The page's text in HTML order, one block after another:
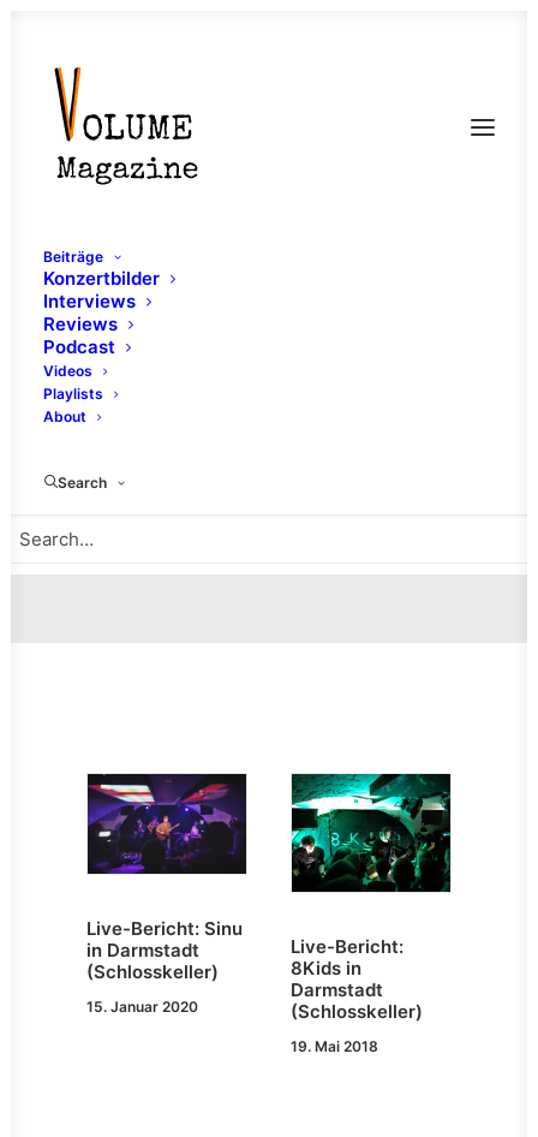
Beiträge
Konzertbilder
Interviews
Reviews
Podcast
Videos
Playlists
About
Search
Live-Bericht: Sinu
in Darmstadt
(Schlosskeller)
15. Januar 2020
Live-Bericht:
8Kids in
Darmstadt
(Schlosskeller)
19. Mai 2018